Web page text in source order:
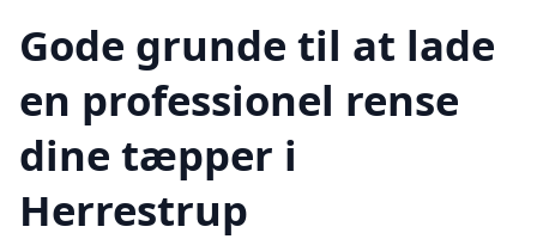
Gode grunde til at lade
en professionel rense
dine tæpper i
Herrestrup